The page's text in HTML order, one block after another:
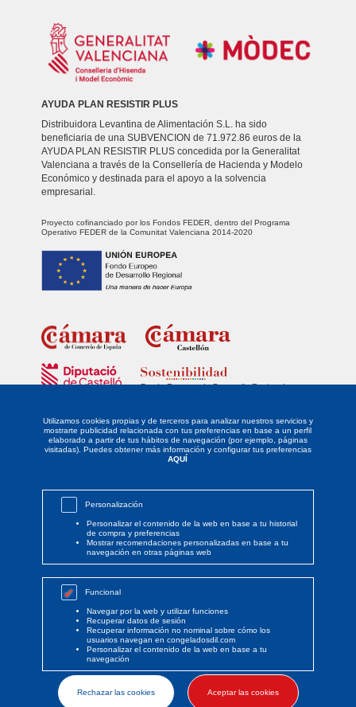
Utilizamos cookies propias y de terceros para analizar nuestros servicios y
mostrarte publicidad relacionada con tus preferencias en base a un perfil
elaborado a partir de tus hábitos de navegación (por ejemplo, páginas
visitadas). Puedes obtener más información y configurar tus preferencias
AQUÍ
Personalización
Personalizar el contenido de la web en base a tu historial
de compra y preferencias
Mostrar recomendaciones personalizadas en base a tu
navegación en otras páginas web
Funcional
Navegar por la web y utilizar funciones
Recuperar datos de sesión
Recuperar información no nominal sobre cómo los
usuarios navegan en congeladosdil.com
Personalizar el contenido de la web en base a tu
navegación
Rechazar las cookies Aceptar las cookies
AYUDA PLAN RESISTIR PLUS
Distribuidora Levantina de Alimentación S.L. ha sido
beneficiaria de una SUBVENCION de 71.972.86 euros de la
AYUDA PLAN RESISTIR PLUS concedida por la Generalitat
Valenciana a través de la Consellería de Hacienda y Modelo
Económico y destinada para el apoyo a la solvencia
empresarial.
Proyecto cofinanciado por los Fondos FEDER, dentro del Programa
Operativo FEDER de la Comunitat Valenciana 2014-2020
Fondo Europeo de Desarrollo Regional
investigación de calidad.
La empresa DISTRIBUIDORA LEVANTINA DE ALIMENTACIÓN SL ha sido
beneficiaria del Fondo Europeo de Desarrollo Regional cuyo objetivo es
potenciar la investigación, el desarrollo tecnológico y la innovación, y
IGUALDAD, para apoyar la creación y consolidación de empresas
innovadoras. Esta acción ha tenido lugar durante el año 2021. Para ello
ha contado con el apoyo del PROGRAMA SOSTENIBILIDAD de la
Cámara de Comercio de Castellón y cofinanciado por la Excma.
Diputación de Castellón.
© Copyright 2020 Congelados Dil
by Boreal Open Systems - Desarrollo de proyectos tecnológicos